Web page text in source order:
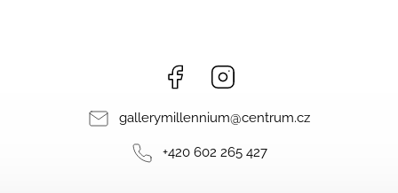
Facebook
gallerymillennium@centrum.cz
+420 602 265 427